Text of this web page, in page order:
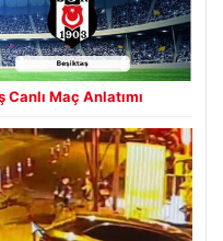
Maç Anlatımı